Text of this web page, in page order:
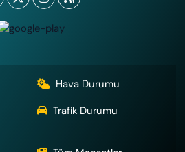
Hava Durumu
Trafik Durumu